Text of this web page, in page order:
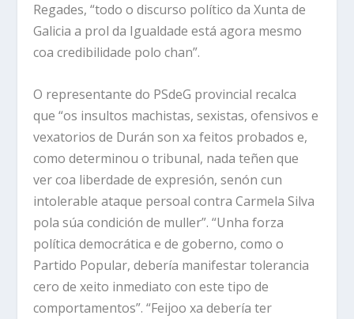
Regades, “todo o discurso político da Xunta de
Galicia a prol da Igualdade está agora mesmo
coa credibilidade polo chan”.
O representante do PSdeG provincial recalca
que “os insultos machistas, sexistas, ofensivos e
vexatorios de Durán son xa feitos probados e,
como determinou o tribunal, nada teñen que
ver coa liberdade de expresión, senón cun
intolerable ataque persoal contra Carmela Silva
pola súa condición de muller”. “Unha forza
política democrática e de goberno, como o
Partido Popular, debería manifestar tolerancia
cero de xeito inmediato con este tipo de
comportamentos”. “Feijoo xa debería ter